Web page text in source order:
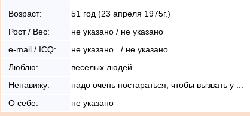
Возраст:
51 год (23 апреля 1975г.)
Рост / Вес:
не указано / не указано
e-mail / ICQ:
не указано / не указано
Люблю:
веселых людей
Ненавижу:
надо очень постараться, чтобы вызвать у ...
О себе:
не указано